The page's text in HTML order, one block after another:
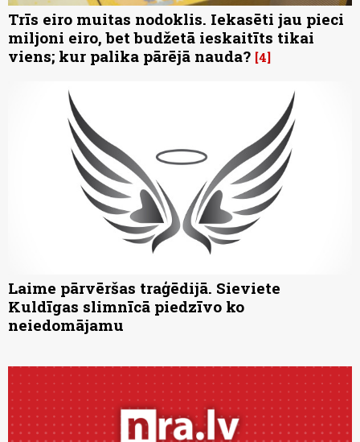
Trīs eiro muitas nodoklis. Iekasēti jau pieci
miljoni eiro, bet budžetā ieskaitīts tikai
viens; kur palika pārējā nauda? 4
Laime pārvēršas traģēdijā. Sieviete
Kuldīgas slimnīcā piedzīvo ko
neiedomājamu